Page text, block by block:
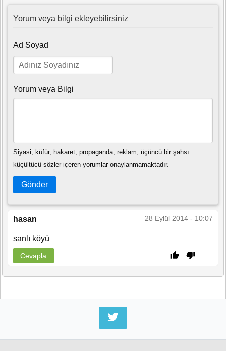
Yorum veya bilgi ekleyebilirsiniz
Ad Soyad
Yorum veya Bilgi
Siyasi, küfür, hakaret, propaganda, reklam, üçüncü bir şahsı
küçültücü sözler içeren yorumlar onaylanmamaktadır.
Gönder
hasan 28 Eylül 2014 - 10:07
sanlı köyü
Cevapla